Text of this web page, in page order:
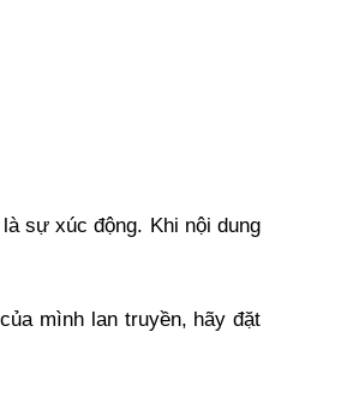
sự xúc động. Khi nội dung
mình lan truyền, hãy đặt